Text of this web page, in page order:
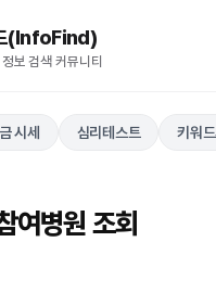
(InfoFind)​​​​
보 검색 커뮤니티
시세 심리테스트 키워
여병원 조회